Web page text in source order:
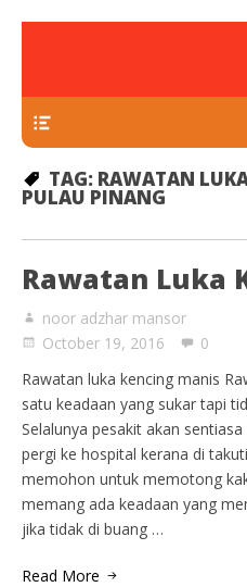
TAG: RAWATAN
PULAU PINANG
Rawatan Luka
noor adzhar mansor
October 19, 2016
0
Rawatan luka kencing manis
satu keadaan yang sukar tapi
Selalunya pesakit akan
pergi ke hospital kerana di
memohon untuk memotong
memang ada keadaan yang
jika tidak di buang …
Read More